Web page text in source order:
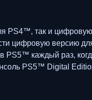
PS4™, так и
цифровую версию
каждый раз,
PS5™ Digital